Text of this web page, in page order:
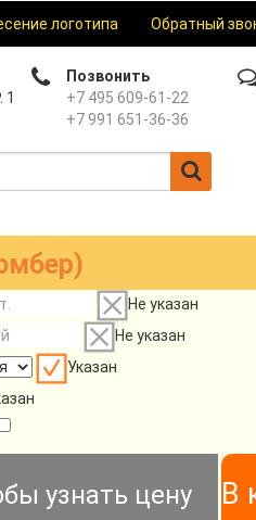
логотипа Обратный
1
Позвонить
+7 495 609-61-22
+7 991 651-36-36
Не указан
Не указан
Указан
узнать цену В